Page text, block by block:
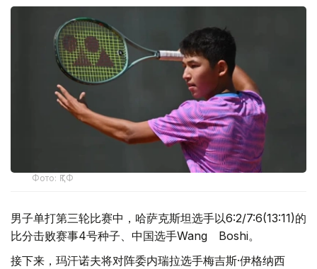
Фото: ҚТФ
男子单打第三轮比赛中，哈萨克斯坦选手以6:2/7:6(13:11)的
比分击败赛事4号种子、中国选手Wang Boshi。
接下来，玛汗诺夫将对阵委内瑞拉选手梅吉斯·伊格纳西